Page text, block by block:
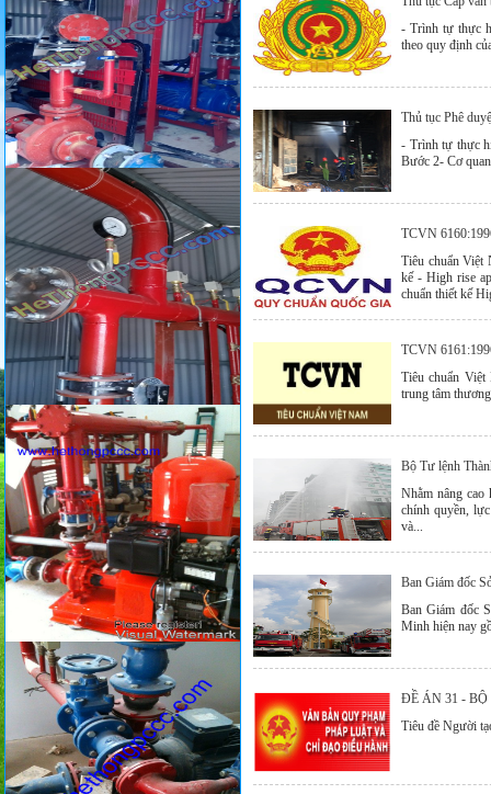
- Trình tự thực
theo quy định
Thủ tục Phê
- Trình tự thực
Bước 2- Cơ
TCVN
Tiêu chuẩn Việt
kế - High rise
chuẩn thiết kế
TCVN
Tiêu chuẩn
trung tâm
Bộ Tư lệnh
Nhằm nâng cao
chính quyền,
và...
Ban Giám đốc
Ban Giám đốc
Minh hiện nay
ĐỀ ÁN 31 - BỘ
Tiêu đề Người